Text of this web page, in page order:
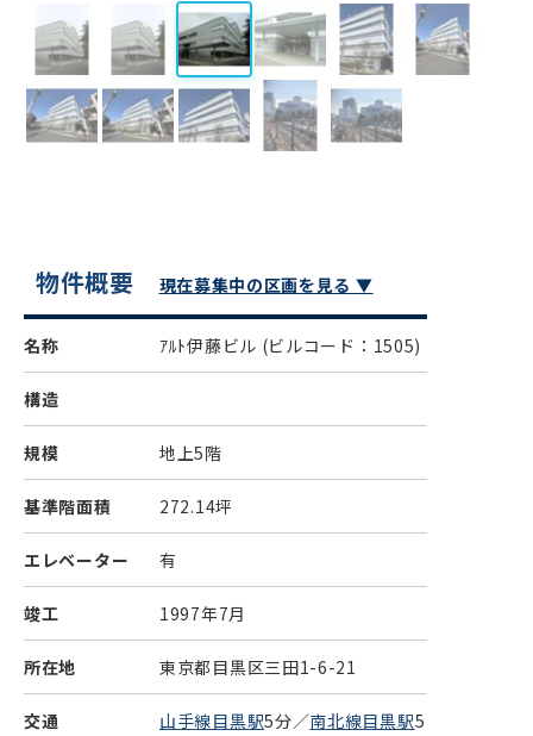
物件概要 現在募集中の区画を見る ▼
名称 ｱﾙﾄ伊藤ビル (ビルコード：1505)
構造
規模 地上5階
基準階面積 272.14坪
エレベーター 有
竣工 1997年7月
所在地 東京都目黒区三田1-6-21
交通 山手線目黒駅5分／南北線目黒駅5